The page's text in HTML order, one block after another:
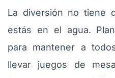
La diversión no tiene
estás en el agua.
para mantener a
llevar juegos de